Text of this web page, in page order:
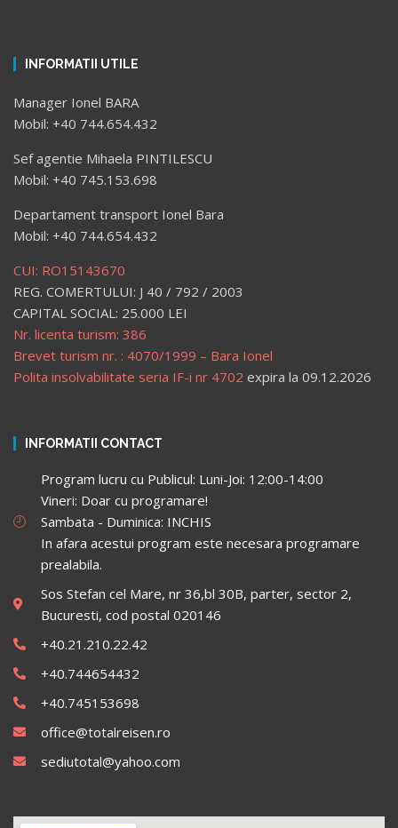
INFORMATII UTILE
Manager Ionel BARA
Mobil: +40 744.654.432
Sef agentie Mihaela PINTILESCU
Mobil: +40 745.153.698
Departament transport Ionel Bara
Mobil: +40 744.654.432
CUI: RO15143670
REG. COMERTULUI: J 40 / 792 / 2003
CAPITAL SOCIAL: 25.000 LEI
Nr. licenta turism: 386
Brevet turism nr. : 4070/1999 – Bara Ionel
Polita insolvabilitate seria IF-i nr 4702 expira la 09.12.2026
INFORMATII CONTACT
Program lucru cu Publicul: Luni-Joi: 12:00-14:00
Vineri: Doar cu programare!
Sambata - Duminica: INCHIS
In afara acestui program este necesara programare
prealabila.
Sos Stefan cel Mare, nr 36,bl 30B, parter, sector 2,
Bucuresti, cod postal 020146
+40.21.210.22.42
+40.744654432
+40.745153698
office@totalreisen.ro
sediutotal@yahoo.com